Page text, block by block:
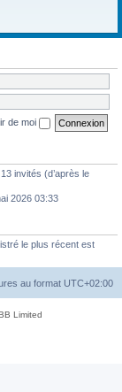
de moi
invités (d’après le
2026 03:33
le plus récent est
au format UTC+02:00
Limited